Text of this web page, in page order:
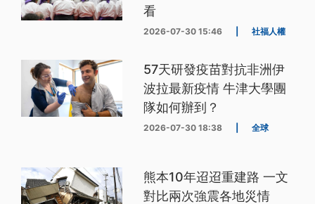
看
2026-07-30 15:46 社福人權
57天研發疫苗對抗非洲伊
波拉最新疫情 牛津大學團
隊如何辦到？
2026-07-30 18:38 全球
熊本10年迢迢重建路 一文
對比兩次強震各地災情